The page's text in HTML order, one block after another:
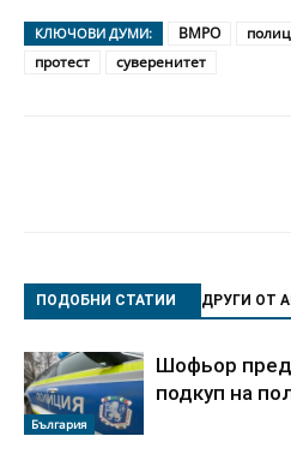
КЛЮЧОВИ ДУМИ: ВМРО
протест
суверенитет
ПОДОБНИ СТАТИИ ДРУГИ ОТ
България
Шофьор
подкуп на